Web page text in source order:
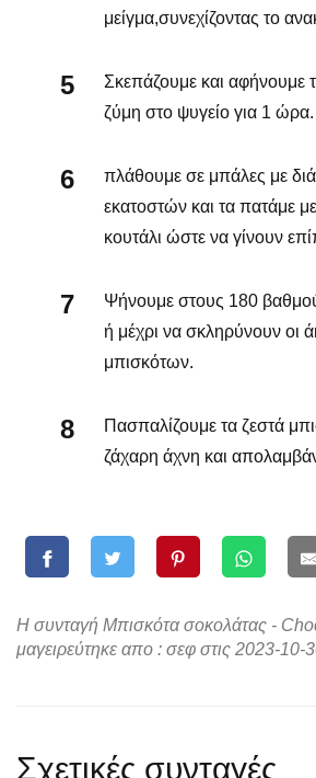
μείγμα,συνεχίζοντας το
Σκεπάζουμε και αφήνουμε
ζύμη στο ψυγείο για 1 ώρα.
πλάθουμε σε μπάλες με
εκατοστών και τα πατάμε
κουτάλι ώστε να γίνουν
Ψήνουμε στους 180
ή μέχρι να σκληρύνουν οι
μπισκότων.
Πασπαλίζουμε τα ζεστά
ζάχαρη άχνη και
Η συνταγή Μπισκότα σοκολάτας -
μαγειρεύτηκε απο : σεφ στις 2023-10-
Σχετικές συνταγές